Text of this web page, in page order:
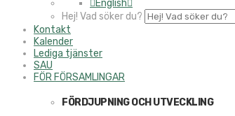
English
Hej! Vad söker du?
Kontakt
Kalender
Lediga tjänster
SAU
FÖR FÖRSAMLINGAR
FÖRDJUPNING OCH UTVECKLING